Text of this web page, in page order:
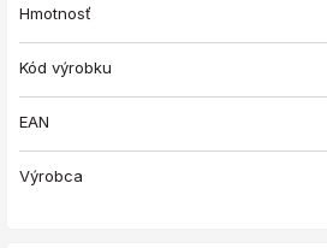
Hmotnosť
Kód výrobku
EAN
Výrobca